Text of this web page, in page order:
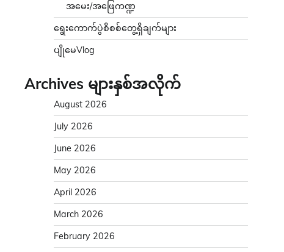
အမေး/အဖြေကဏ္ဍ
ရွေးကောက်ပွဲစိစစ်တွေ့ရှိချက်များ
ပျိုမေVlog
Archives များနှစ်အလိုက်
August 2026
July 2026
June 2026
May 2026
April 2026
March 2026
February 2026